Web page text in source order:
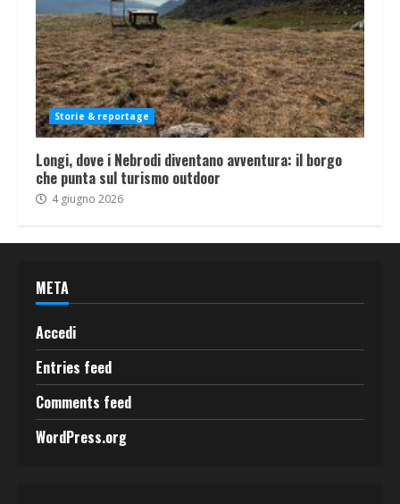
Storie & reportage
Longi, dove i Nebrodi diventano avventura: il borgo
che punta sul turismo outdoor
4 giugno 2026
META
Accedi
Entries feed
Comments feed
WordPress.org